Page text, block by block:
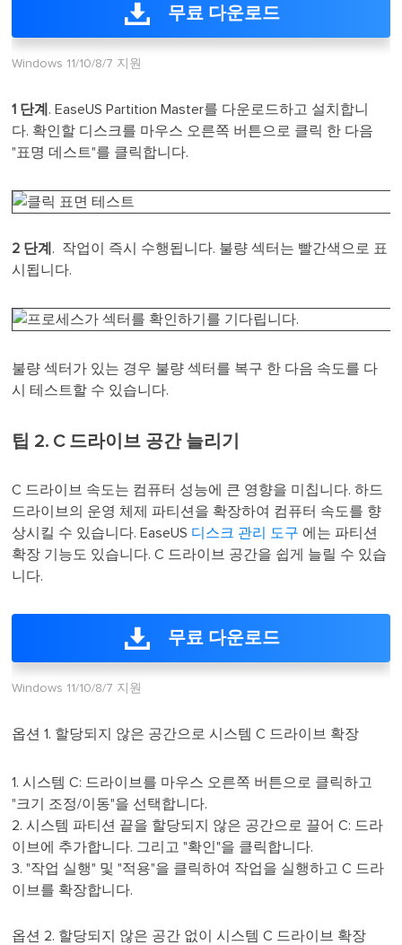
무료 다운로드
Windows 11/10/8/7 지원
1 단계 . EaseUS Partition Master를 다운로드하고 설치합니
다. 확인할 디스크를 마우스 오른쪽 버튼으로 클릭 한 다음
"표명 데스트"를 클릭합니다.
2 단계 . 작업이 즉시 수행됩니다. 불량 섹터는 빨간색으로 표
시됩니다.
불량 섹터가 있는 경우 불량 섹터를 복구 한 다음 속도를 다
시 테스트할 수 있습니다.
팁 2. C 드라이브 공간 늘리기
C 드라이브 속도는 컴퓨터 성능에 큰 영향을 미칩니다. 하드
드라이브의 운영 체제 파티션을 확장하여 컴퓨터 속도를 향
상시킬 수 있습니다. EaseUS 디스크 관리 도구 에는 파티션
확장 기능도 있습니다. C 드라이브 공간을 쉽게 늘릴 수 있습
니다.
무료 다운로드
Windows 11/10/8/7 지원
옵션 1. 할당되지 않은 공간으로 시스템 C 드라이브 확장
1. 시스템 C: 드라이브를 마우스 오른쪽 버튼으로 클릭하고
"크기 조정/이동"을 선택합니다.
2. 시스템 파티션 끝을 할당되지 않은 공간으로 끌어 C: 드라
이브에 추가합니다. 그리고 "확인"을 클릭합니다.
3. "작업 실행" 및 "적용"을 클릭하여 작업을 실행하고 C 드라
이브를 확장합니다.
옵션 2. 할당되지 않은 공간 없이 시스템 C 드라이브 확장